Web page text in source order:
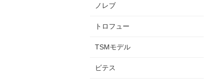
ノレブ
トロフュー
TSMモデル
ビテス